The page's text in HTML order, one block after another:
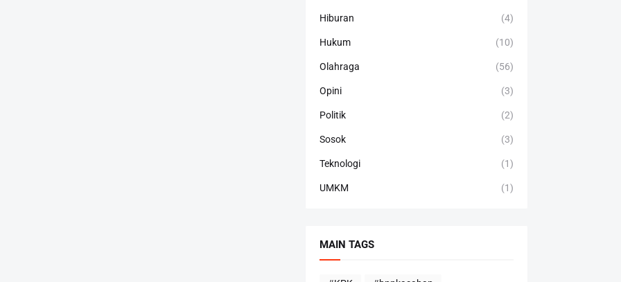
Hiburan (4)
Hukum (10)
Olahraga (56)
Opini (3)
Politik (2)
Sosok (3)
Teknologi (1)
UMKM (1)
MAIN TAGS